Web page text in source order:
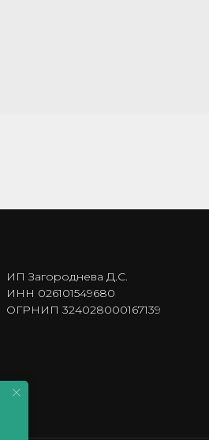
ИП Загороднева Д.С.
ИНН 026101549680
ОГРНИП 324028000167139